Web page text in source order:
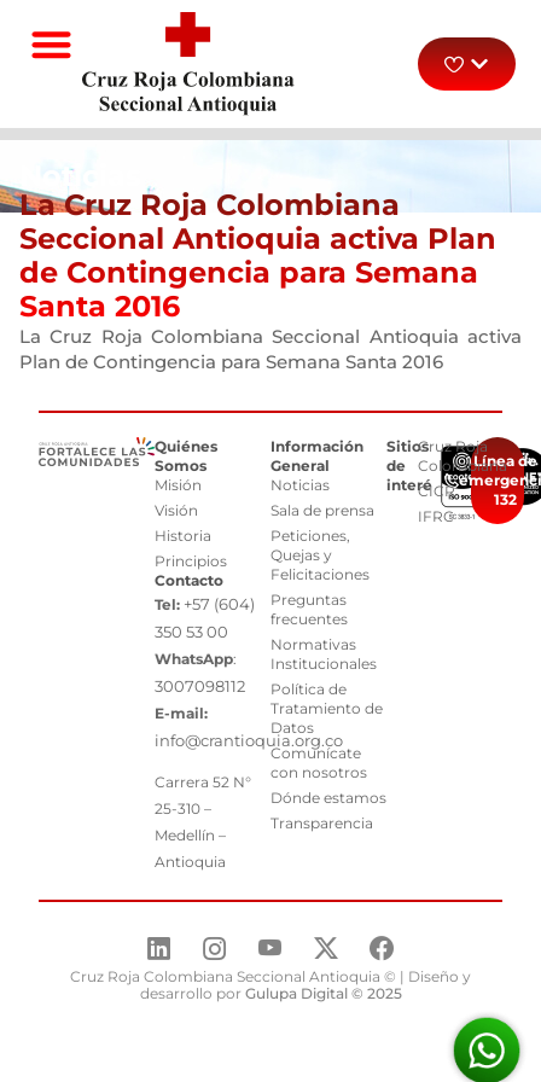
Noticias
La Cruz Roja Colombiana
Seccional Antioquia activa Plan
de Contingencia para Semana
Santa 2016
La Cruz Roja Colombiana Seccional Antioquia activa
Plan de Contingencia para Semana Santa 2016
Quiénes
Somos
Misión
Visión
Historia
Principios
Contacto
Tel: +57 (604)
350 53 00
WhatsApp:
3007098112
E-mail:
info@crantioquia.org.co
Carrera 52 N°
25-310 –
Medellín –
Antioquia
Información
General
Noticias
Sala de prensa
Peticiones,
Quejas y
Felicitaciones
Preguntas
frecuentes
Normativas
Institucionales
Política de
Tratamiento de
Datos
Comunícate
con nosotros
Dónde estamos
Transparencia
Sitios
de
interés
Cruz Roja
Colombiana
CICR
IFRC
Línea de
132
Cruz Roja Colombiana Seccional Antioquia © | Diseño y
desarrollo por Gulupa Digital © 2025